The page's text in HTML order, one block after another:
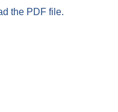
the PDF file.